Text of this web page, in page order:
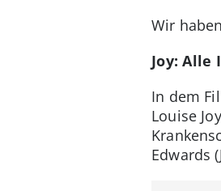
Wir
Joy: Alle
In dem
Louise
Edwards